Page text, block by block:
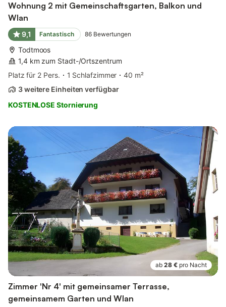
Wohnung 2 mit Gemeinschaftsgarten, Balkon und
Wlan
9,1 Fantastisch 86 Bewertungen
Todtmoos
1,4 km zum Stadt-/Ortszentrum
Platz für 2 Pers.
1 Schlafzimmer
40 m²
3 weitere Einheiten verfügbar
KOSTENLOSE Stornierung
ab 28 € pro Nacht
Zimmer 'Nr 4' mit gemeinsamer Terrasse,
gemeinsamem Garten und Wlan